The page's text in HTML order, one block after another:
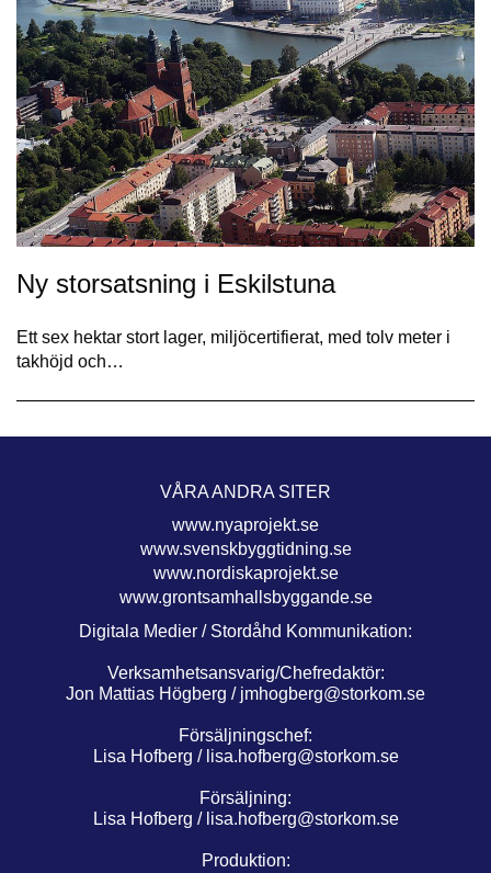
Ny storsatsning i Eskilstuna
Ett sex hektar stort lager, miljöcertifierat, med tolv meter i
takhöjd och…
VÅRA ANDRA SITER
www.nyaprojekt.se
www.svenskbyggtidning.se
www.nordiskaprojekt.se
www.grontsamhallsbyggande.se
Digitala Medier / Stordåhd Kommunikation:
Verksamhetsansvarig/Chefredaktör:
Jon Mattias Högberg / jmhogberg@storkom.se
Försäljningschef:
Lisa Hofberg / lisa.hofberg@storkom.se
Försäljning:
Lisa Hofberg / lisa.hofberg@storkom.se
Produktion: